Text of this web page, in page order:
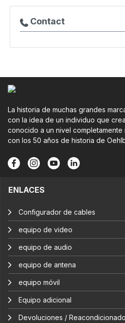
Contact
La historia de muchas grandes
con la idea de un individuo que
conocido a un nivel completamente
con los 50 años de historia de
ENLACES
Configurador de cables
equipo de video
equipo de audio
equipo de antena
equipo móvil
Equipo adicional
Devoluciones /